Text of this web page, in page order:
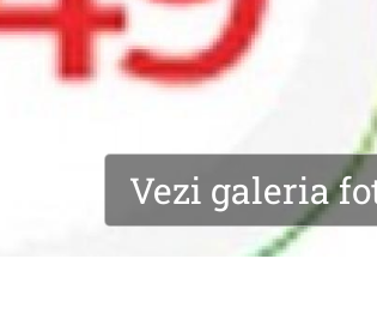
Vezi galeria